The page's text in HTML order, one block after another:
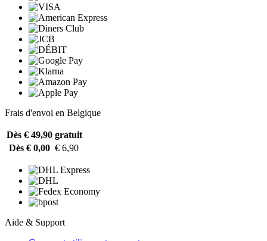
Frais d'envoi en Belgique
Dès € 49,90 gratuit
Dès € 0,00 € 6,90
Aide & Support